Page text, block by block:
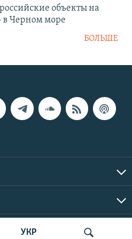
УКР
объекты на
в Черном море
БОЛЬШЕ
2026 | Все права защищены.